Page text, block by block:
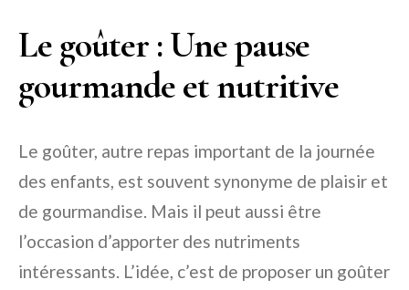
Le goûter : Une pause
gourmande et nutritive
Le goûter, autre repas important de la journée
des enfants, est souvent synonyme de plaisir et
de gourmandise. Mais il peut aussi être
l’occasion d’apporter des nutriments
intéressants. L’idée, c’est de proposer un goûter